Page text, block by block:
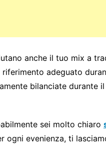
anche il tuo mix a
riferimento adeguato
bilanciate durante
sei molto chiaro
ogni evenienza, ti